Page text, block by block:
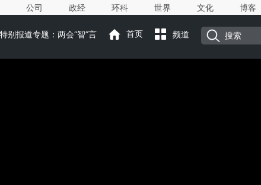
公司 政经 环科 世界 文化 博客
别报道专题：两会“智”言 首页 频道